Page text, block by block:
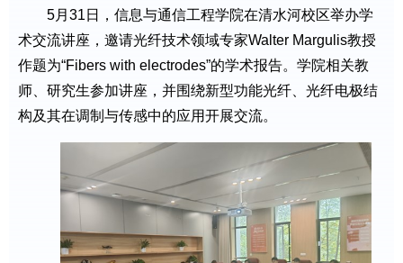
5月31日，信息与通信工程学院在清水河校区举办学
术交流讲座，邀请光纤技术领域专家Walter Margulis教授
作题为“Fibers with electrodes”的学术报告。学院相关教
师、研究生参加讲座，并围绕新型功能光纤、光纤电极结
构及其在调制与传感中的应用开展交流。